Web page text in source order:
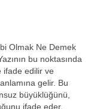
Olmak Ne Demek
bu noktasında
ifade edilir ve
gelir. Bu
büyüklüğünü,
ifade eder.